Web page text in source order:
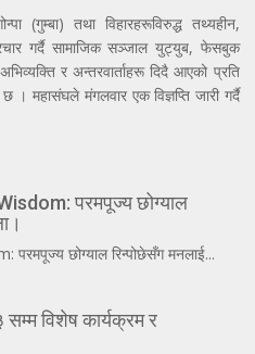
(गुम्बा) तथा विहारहरूविरुद्ध तथ्यहीन,
गर्दै सामाजिक सञ्जाल युट्युब, फेसबुक
र अन्तरवार्ताहरू दिदै आएको प्रति
। महासंघले मंगलवार एक विज्ञप्ति जारी गर्दै
परमपूज्य छोग्याल
छोग्याल रिन्पोछेसँग मनलाई...
सम्म विशेष कार्यक्रम र